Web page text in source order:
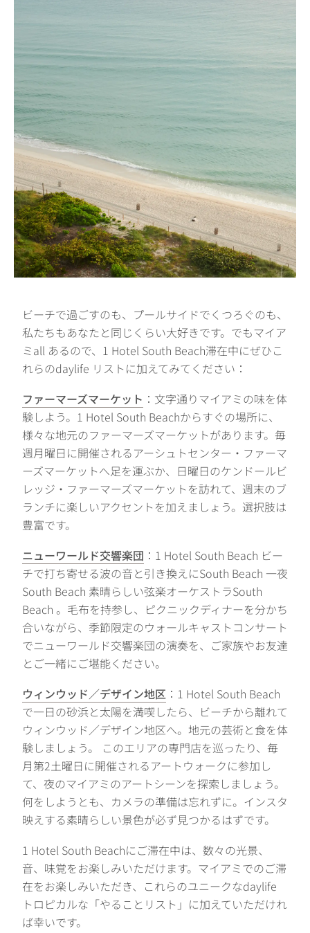
ビーチで過ごすのも、プールサイドでくつろぐのも、
私たちもあなたと同じくらい大好きです。でもマイア
ミall あるので、1 Hotel South Beach滞在中にぜひこ
れらのdaylife リストに加えてみてください：
ファーマーズマーケット ：文字通りマイアミの味を体
験しよう。1 Hotel South Beachからすぐの場所に、
様々な地元のファーマーズマーケットがあります。毎
週月曜日に開催されるアーシュトセンター・ファーマ
ーズマーケットへ足を運ぶか、日曜日のケンドールビ
レッジ・ファーマーズマーケットを訪れて、週末のブ
ランチに楽しいアクセントを加えましょう。選択肢は
豊富です。
ニューワールド交響楽団 ：1 Hotel South Beach ビー
チで打ち寄せる波の音と引き換えにSouth Beach 一夜
South Beach 素晴らしい弦楽オーケストラSouth
Beach 。毛布を持参し、ピクニックディナーを分かち
合いながら、季節限定のウォールキャストコンサート
でニューワールド交響楽団の演奏を、ご家族やお友達
とご一緒にご堪能ください。
ウィンウッド／デザイン地区 ：1 Hotel South Beach
で一日の砂浜と太陽を満喫したら、ビーチから離れて
ウィンウッド／デザイン地区へ。地元の芸術と食を体
験しましょう。 このエリアの専門店を巡ったり、毎
月第2土曜日に開催されるアートウォークに参加し
て、夜のマイアミのアートシーンを探索しましょう。
何をしようとも、カメラの準備は忘れずに。インスタ
映えする素晴らしい景色が必ず見つかるはずです。
1 Hotel South Beachにご滞在中は、数々の光景、
音、味覚をお楽しみいただけます。マイアミでのご滞
在をお楽しみいただき、これらのユニークなdaylife
トロピカルな「やることリスト」に加えていただけれ
ば幸いです。